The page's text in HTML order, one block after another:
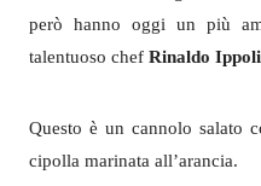
però hanno oggi un più
talentuoso chef Rinaldo
Questo è un cannolo salato
cipolla marinata all’arancia.